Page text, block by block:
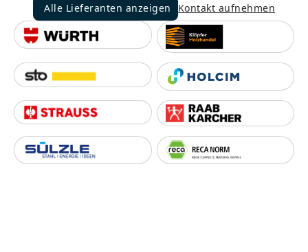
Alle Lieferanten anzeigen
Alle Lieferanten anzeigen
Kontakt aufnehmen